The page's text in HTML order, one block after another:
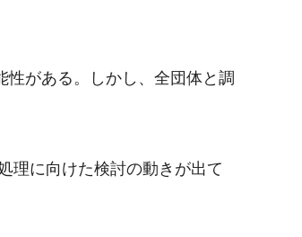
がある。しかし、全団体と調
理に向けた検討の動きが出て